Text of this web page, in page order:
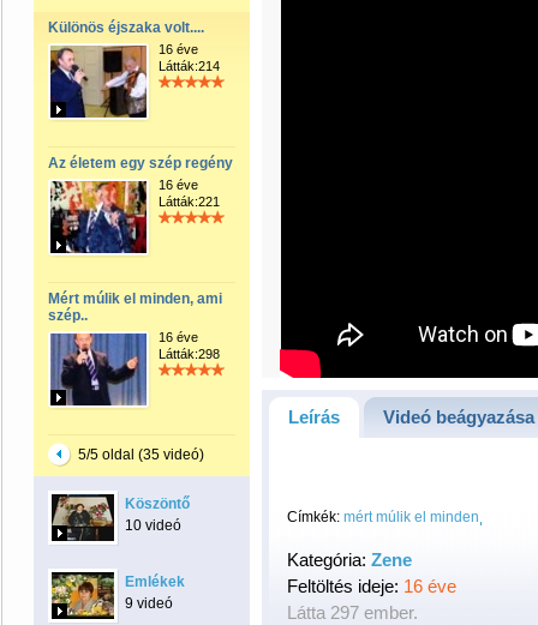
Különös éjszaka volt....
16 éve
Látták:214
Az életem egy szép regény
16 éve
Látták:221
Mért múlik el minden, ami
szép..
16 éve
Látták:298
5/5 oldal (35 videó)
Köszöntő
10 videó
Emlékek
9 videó
Leírás Videó beágyazása
Címkék: mért múlik el minden
Kategória: Zene
Feltöltés ideje: 16 éve
Látta 297 ember.